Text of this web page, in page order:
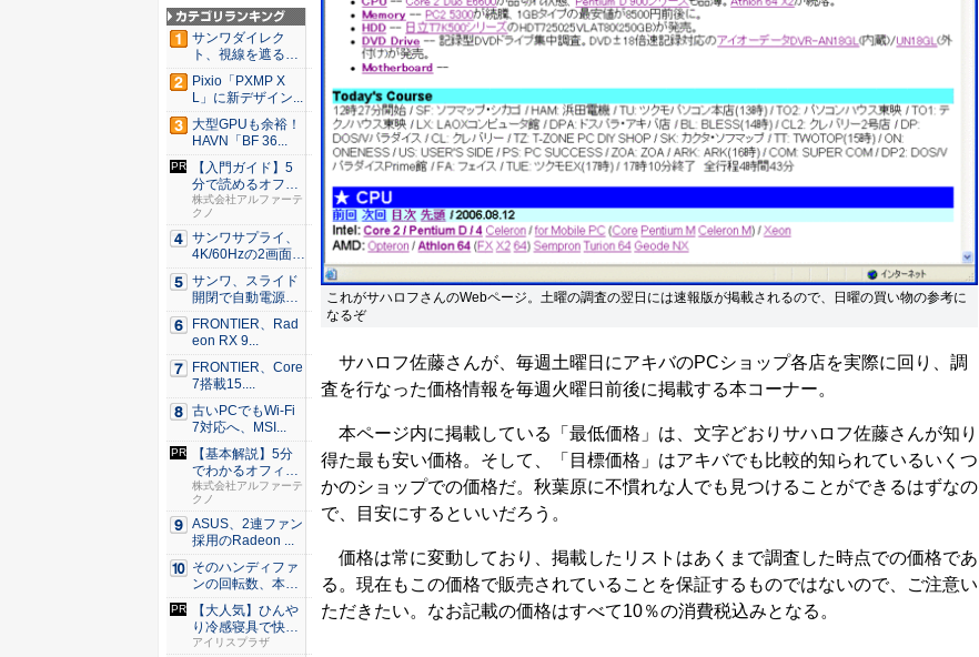
これがサハロフさんのWebページ。土曜の調査の翌日には速報版が掲載されるので、日曜の買い物の参考に
なるぞ
サハロフ佐藤さんが、毎週土曜日にアキバのPCショップ各店を実際に回り、調
査を行なった価格情報を毎週火曜日前後に掲載する本コーナー。
本ページ内に掲載している「最低価格」は、文字どおりサハロフ佐藤さんが知り
得た最も安い価格。そして、「目標価格」はアキバでも比較的知られているいくつ
かのショップでの価格だ。秋葉原に不慣れな人でも見つけることができるはずなの
で、目安にするといいだろう。
価格は常に変動しており、掲載したリストはあくまで調査した時点での価格であ
る。現在もこの価格で販売されていることを保証するものではないので、ご注意い
ただきたい。なお記載の価格はすべて10％の消費税込みとなる。
サンワダイレク
ト、視線を遮るフ
ェルト製デ...
Pixio「PXMP X
L」に新デザイン...
大型GPUも余裕！
HAVN「BF 36...
【入門ガイド】5
分で読めるオフィ
スのセキ...
株式会社アルファーテ
クノ
サンワサプライ、
4K/60Hzの2画面
出...
サンワ、スライド
開閉で自動電源O
N/OF...
FRONTIER、Rad
eon RX 9...
FRONTIER、Core
7搭載15....
古いPCでもWi-Fi
7対応へ、MSI...
【基本解説】5分
でわかるオフィス
セキュリ...
株式会社アルファーテ
クノ
ASUS、2連ファン
採用のRadeon ...
そのハンディファ
ンの回転数、本
当？ 20...
【大人気】ひんや
り冷感寝具で快適
な睡眠を...
アイリスプラザ